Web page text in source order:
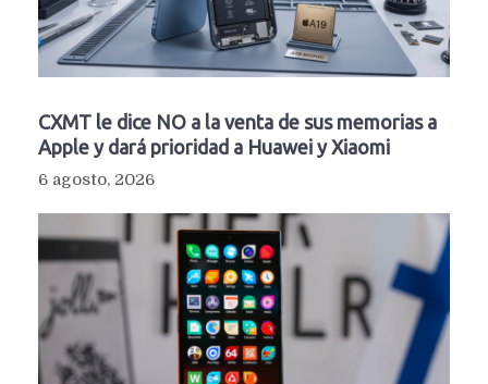
CXMT le dice NO a la venta de sus memorias a
Apple y dará prioridad a Huawei y Xiaomi
6 agosto, 2026